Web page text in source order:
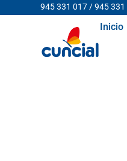
945 331 017 / 945 331
Inicio